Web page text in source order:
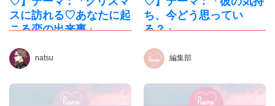
natsu
スに訪れる♡あなたに起
こる恋の出来事」
編集部
ち、今どう思ってい
る？」